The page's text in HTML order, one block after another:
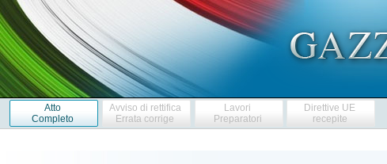
Atto
Completo
Avviso di rettifica
Errata corrige
Lavori
Preparatori
Direttive UE
recepite